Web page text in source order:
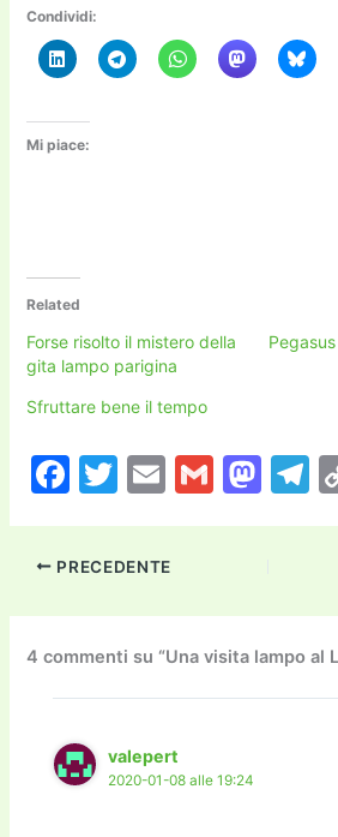
Condividi:
Mi piace:
Related
Forse risolto il mistero della
gita lampo parigina
Pegasus
Sfruttare bene il tempo
F
c
e
b
o
o
k
T
itt
er
E
ai
l
G
M
d
o
n
T
a
PRECEDENTE
4 commenti su “Una visita lampo al
valepert
2020-01-08 alle 19:24